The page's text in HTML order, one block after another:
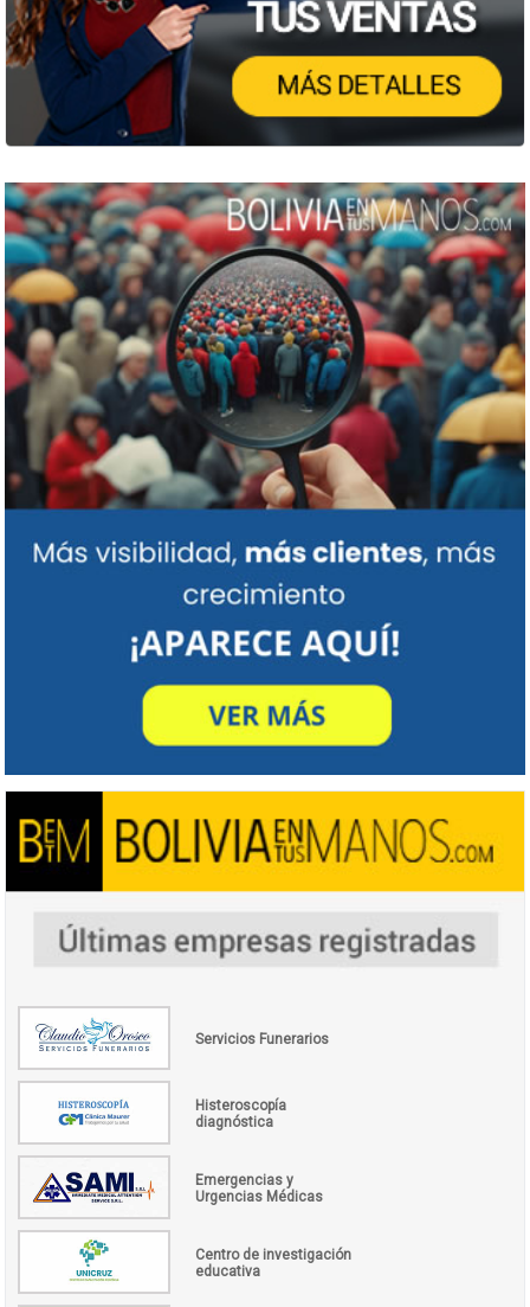
Servicios Funerarios
Histeroscopía
diagnóstica
Emergencias y
Urgencias Médicas
Centro de investigación
educativa